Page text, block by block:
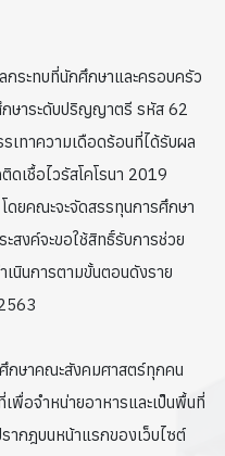
ระทบที่นักศึกษาและครอบครัว
กษาระดับปริญญาตรี รหัส 62
เทาความเดือดร้อนที่ได้รับผล
เชื้อไวรัสโคโรนา 2019
ดยคณะจะจัดสรรทุนการศึกษา
สงค์จะขอใช้สิทธิ์รับการช่วย
เนินการตามขั้นตอนดังราย
กษาคณะสังคมศาสตร์ทุกคน
พื่อจำหน่ายอาหารและเป็นพื้นที่
ากฎบนหน้าแรกของเว็บไซต์